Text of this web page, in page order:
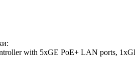
with 5xGE PoE+ LAN ports,